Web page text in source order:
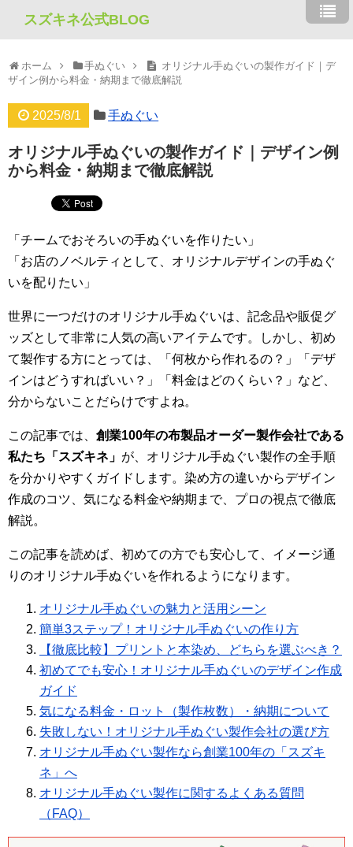
スズキネ公式BLOG
ホーム 手ぬぐい
オリジナル手ぬぐいの製作ガイド｜デ
ザイン例から料金・納期まで徹底解説
2025/8/1 手ぬぐい
オリジナル手ぬぐいの製作ガイド｜デザイン例
から料金・納期まで徹底解説
「チームでおそろいの手ぬぐいを作りたい」
「お店のノベルティとして、オリジナルデザインの手ぬぐ
いを配りたい」
世界に一つだけのオリジナル手ぬぐいは、記念品や販促グ
ッズとして非常に人気の高いアイテムです。しかし、初め
て製作する方にとっては、「何枚から作れるの？」「デザ
インはどうすればいい？」「料金はどのくらい？」など、
分からないことだらけですよね。
この記事では、 創業100年の布製品オーダー製作会社である
私たち「スズキネ」 が、オリジナル手ぬぐい製作の全手順
を分かりやすくガイドします。染め方の違いからデザイン
作成のコツ、気になる料金や納期まで、プロの視点で徹底
解説。
この記事を読めば、初めての方でも安心して、イメージ通
りのオリジナル手ぬぐいを作れるようになります。
オリジナル手ぬぐいの魅力と活用シーン
簡単3ステップ！オリジナル手ぬぐいの作り方
【徹底比較】プリントと本染め、どちらを選ぶべき？
初めてでも安心！オリジナル手ぬぐいのデザイン作成
ガイド
気になる料金・ロット（製作枚数）・納期について
失敗しない！オリジナル手ぬぐい製作会社の選び方
オリジナル手ぬぐい製作なら創業100年の「スズキ
ネ」へ
オリジナル手ぬぐい製作に関するよくある質問
（FAQ）